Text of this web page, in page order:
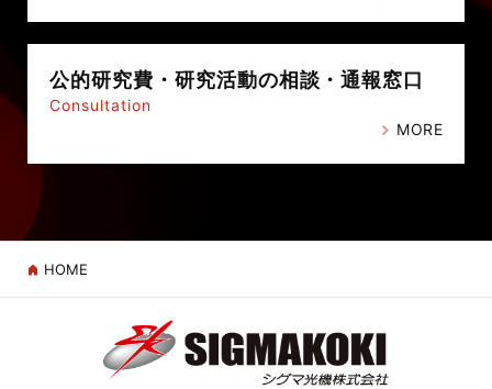
公的研究費・ 研究活動の相談・通報窓口
Consultation
MORE
HOME